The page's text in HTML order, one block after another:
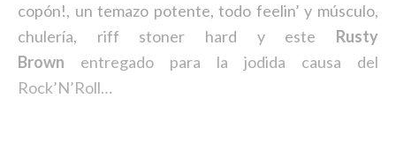
copón!, un temazo potente, todo feelin’ y músculo,
chulería, riff stoner hard y este Rusty
Brown entregado para la jodida causa del
Rock’N’Roll…